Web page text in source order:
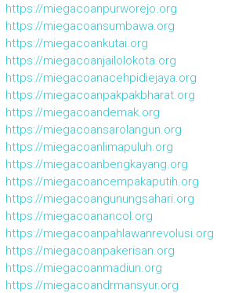
https://miegacoanpurworejo.org
https://miegacoansumbawa.org
https://miegacoankutai.org
https://miegacoanjailolokota.org
https://miegacoanacehpidiejaya.org
https://miegacoanpakpakbharat.org
https://miegacoandemak.org
https://miegacoansarolangun.org
https://miegacoanlimapuluh.org
https://miegacoanbengkayang.org
https://miegacoancempakaputih.org
https://miegacoangunungsahari.org
https://miegacoanancol.org
https://miegacoanpahlawanrevolusi.org
https://miegacoanpakerisan.org
https://miegacoanmadiun.org
https://miegacoandrmansyur.org